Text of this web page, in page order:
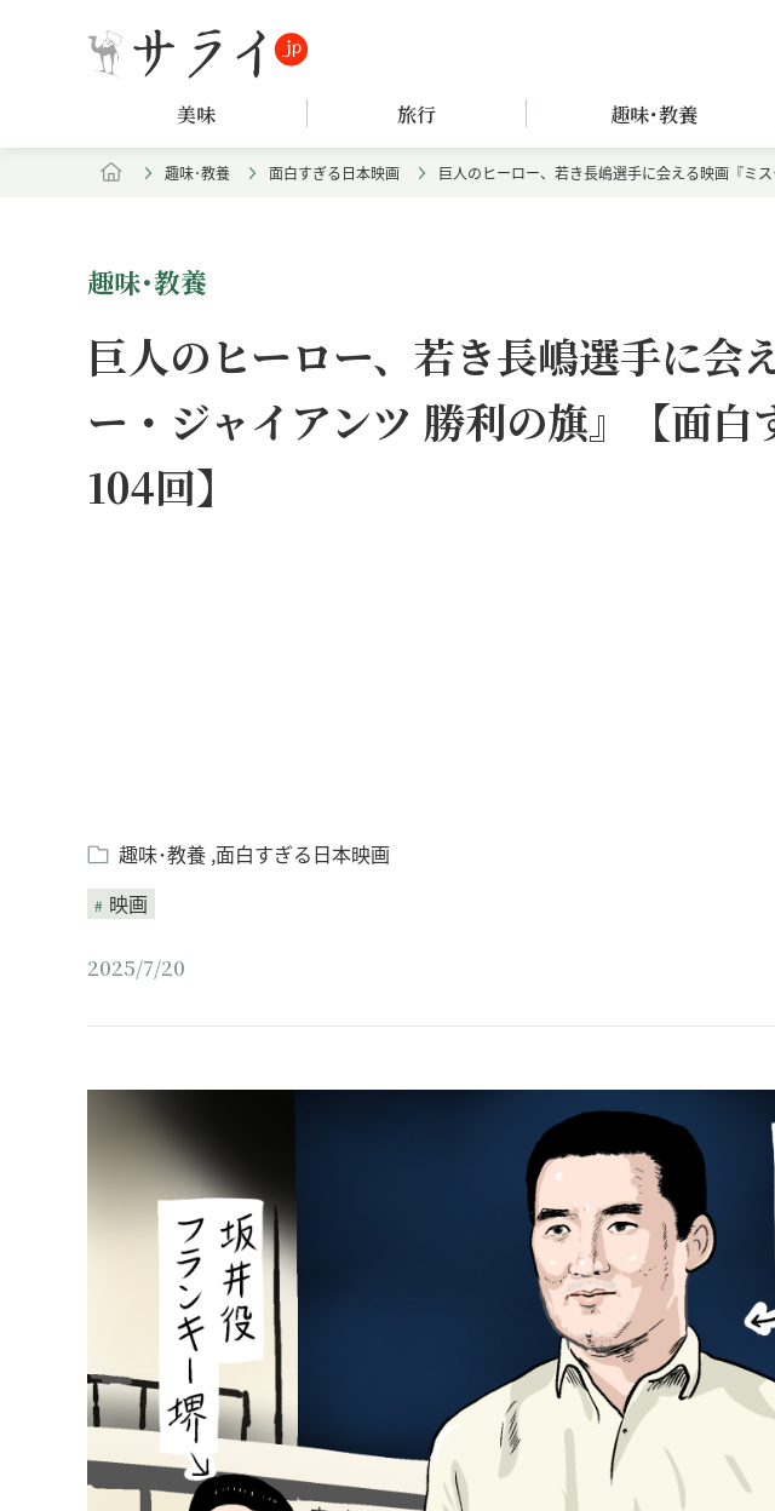
美味 旅行 趣味･教養
趣味･教養 面白すぎる日本映画 巨人のヒーロー、若き長嶋選手に会える映画『ミ
趣味･教養
巨人のヒーロー、若き長嶋選手に会
ー・ジャイアンツ 勝利の旗』【面白
104回】
趣味･教養 面白すぎる日本映画
映画
2025/7/20